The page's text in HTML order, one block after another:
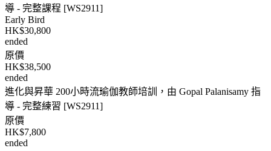
導 - 完整課程 [WS2911]
Early Bird
HK$30,800
ended
原價
HK$38,500
ended
進化與昇華 200小時流瑜伽教師培訓，由 Gopal Palanisamy 指
導 - 完整練習 [WS2911]
原價
HK$7,800
ended